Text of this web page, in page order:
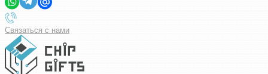
Связаться с нами